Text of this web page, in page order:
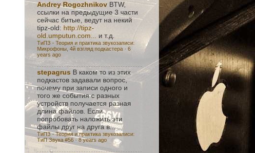
Andrey Rogozhnikov BTW,
ссылки на предыдущие 3 части
сейчас битые, ведут на некий
tipz-old: http://tipz-
old.umputun.com...
и т.д.
ТиПЗ - Теория и практика звукозаписи:
Микрофоны, 4й взгляд подкастера · 6
years ago
stepagrus В каком то из этих
подкастов задавали вопрос,
почему при записи одного и
того же события с разных
устройств получается разная
длина файлов. Если
попробовать наложить эти
файлы друг на друга в...
ТиПЗ - Теория и практика звукозаписи:
ТиП Звука #56 ·8 years ago